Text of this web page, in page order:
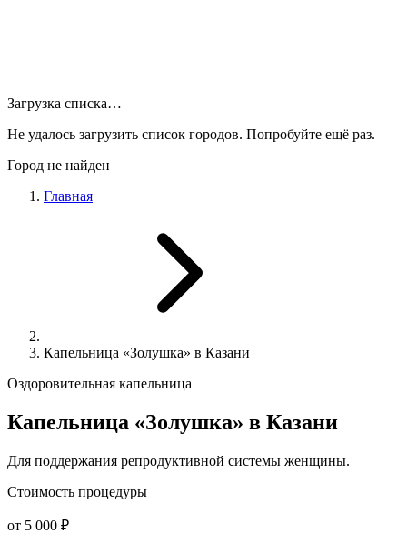
Загрузка списка…
Не удалось загрузить список городов. Попробуйте ещё раз.
Город не найден
Главная
Капельница «Золушка» в Казани
Оздоровительная капельница
Капельница «Золушка» в Казани
Для поддержания репродуктивной системы женщины.
Стоимость процедуры
от 5 000 ₽